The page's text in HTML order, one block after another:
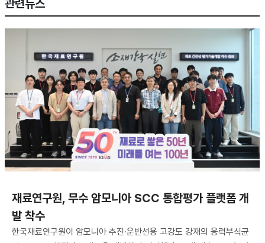
관련뉴스
재료연구원, 무수 암모니아 SCC 통합평가 플랫폼 개
발 착수
한국재료연구원이 암모니아 추진·운반선용 고강도 강재의 응력부식균